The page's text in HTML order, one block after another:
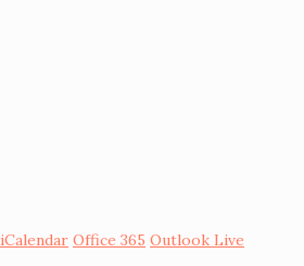
iCalendar Office 365 Outlook Live